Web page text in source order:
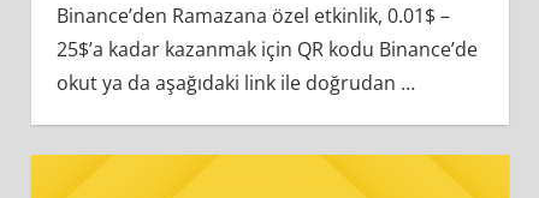
Binance’den Ramazana özel etkinlik, 0.01$ –
25$’a kadar kazanmak için QR kodu Binance’de
okut ya da aşağıdaki link ile doğrudan …